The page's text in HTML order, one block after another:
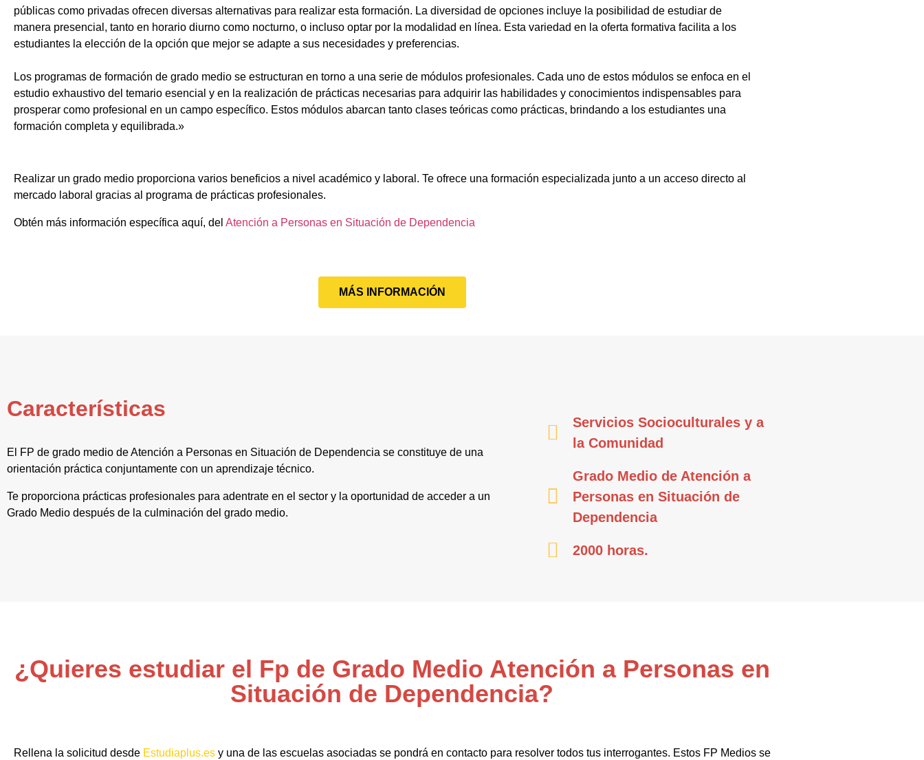
públicas como privadas ofrecen diversas alternativas para realizar esta formación. La diversidad de opciones incluye la posibilidad de estudiar de
manera presencial, tanto en horario diurno como nocturno, o incluso optar por la modalidad en línea. Esta variedad en la oferta formativa facilita a los
estudiantes la elección de la opción que mejor se adapte a sus necesidades y preferencias.
Los programas de formación de grado medio se estructuran en torno a una serie de módulos profesionales. Cada uno de estos módulos se enfoca en el
estudio exhaustivo del temario esencial y en la realización de prácticas necesarias para adquirir las habilidades y conocimientos indispensables para
prosperar como profesional en un campo específico. Estos módulos abarcan tanto clases teóricas como prácticas, brindando a los estudiantes una
formación completa y equilibrada.»
Realizar un grado medio proporciona varios beneficios a nivel académico y laboral. Te ofrece una formación especializada junto a un acceso directo al
mercado laboral gracias al programa de prácticas profesionales.
Obtén más información específica aquí, del Atención a Personas en Situación de Dependencia
MÁS INFORMACIÓN
Características
El FP de grado medio de Atención a Personas en Situación de Dependencia se constituye de una
orientación práctica conjuntamente con un aprendizaje técnico.
Te proporciona prácticas profesionales para adentrate en el sector y la oportunidad de acceder a un
Grado Medio después de la culminación del grado medio.
Servicios Socioculturales y a
la Comunidad
Grado Medio de Atención a
Personas en Situación de
Dependencia
2000 horas.
¿Quieres estudiar el Fp de Grado Medio Atención a Personas en
Situación de Dependencia?
Rellena la solicitud desde Estudiaplus.esy una de las escuelas asociadas se pondrá en contacto para resolver todos tus interrogantes. Estos FP Medios se